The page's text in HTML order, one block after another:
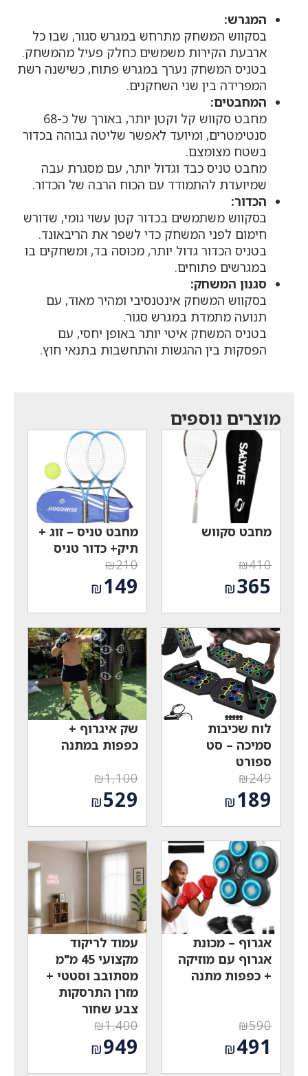
המגרש:
בסקווש המשחק מתרחש במגרש סגור, שבו כל
ארבעת הקירות משמשים כחלק פעיל מהמשחק.
בטניס המשחק נערך במגרש פתוח, כשישנה רשת
המפרידה בין שני השחקנים.
המחבטים:
מחבט סקווש קל וקטן יותר, באורך של כ-68
סנטימטרים, ומיועד לאפשר שליטה גבוהה בכדור
בשטח מצומצם.
מחבט טניס כבד וגדול יותר, עם מסגרת עבה
שמיועדת להתמודד עם הכוח הרבה של הכדור.
הכדור:
בסקווש משתמשים בכדור קטן עשוי גומי, שדורש
חימום לפני המשחק כדי לשפר את הריבאונד.
בטניס הכדור גדול יותר, מכוסה בד, ומשחקים בו
במגרשים פתוחים.
סגנון המשחק:
בסקווש המשחק אינטנסיבי ומהיר מאוד, עם
תנועה מתמדת במגרש סגור.
בטניס המשחק איטי יותר באופן יחסי, עם
הפסקות בין ההגשות והתחשבות בתנאי חוץ.
מוצרים נוספים
מחבט סקווש
₪410
המחיר
המקורי
היה:
₪410.
₪365
הוא:
₪365.
מחבט טניס – זוג +
תיק+ כדור טניס
₪210
המחיר
המקורי
היה:
₪210.
₪149
הוא:
₪149.
לוח שכיבות
סמיכה – סט
ספורט
₪249
המחיר
המקורי
היה:
₪249.
₪189
הנוכחי
הוא:
₪189.
שק איגרוף +
כפפות במתנה
₪1,100
המחיר
המקורי
היה:
₪1,100.
₪529
הנוכחי
הוא:
₪529.
אגרוף – מכונת
אגרוף עם מוזיקה
+ כפפות מתנה
₪590
המחיר
המקורי ₪491
עמוד לריקוד
מקצועי 45 מ"מ
מסתובב וסטטי +
מזרן התרסקות
צבע שחור
₪1,400
המחיר
המקורי ₪949